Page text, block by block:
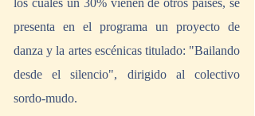
los cuales un 30% vienen de otros países, se
presenta en el programa un proyecto de
danza y la artes escénicas titulado: "Bailando
desde el silencio", dirigido al colectivo
sordo-mudo.